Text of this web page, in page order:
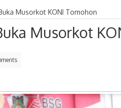
Musorkot KONI Tomohon
Musorkot